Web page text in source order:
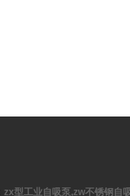
zx型工业自吸泵,zw不锈钢自